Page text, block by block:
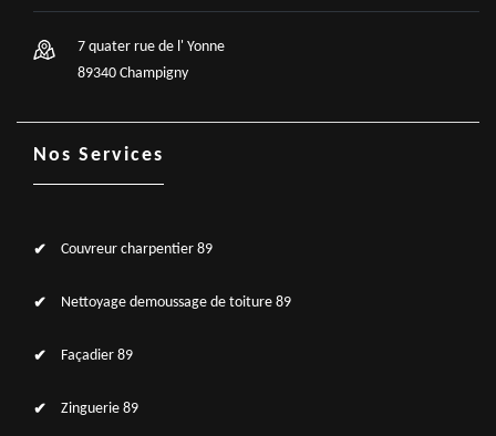
7 quater rue de l' Yonne
89340 Champigny
Nos Services
Couvreur charpentier 89
Nettoyage demoussage de toiture 89
Façadier 89
Zinguerie 89